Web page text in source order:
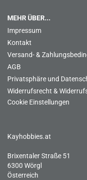
MEHR ÜBER...
Impressum
Kontakt
Versand- &
AGB
Privatsphäre und
Widerrufsrecht &
Cookie Einstellungen
Kayhobbies.at
Brixentaler Straße 51
6300 Wörgl
Österreich